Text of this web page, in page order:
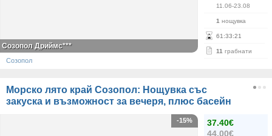
11.06-23.08
1 нощувка
61 :33:21
11 грабнати
Созопол Дриймс***
Созопол
Морско лято край Созопол: Нощувка със
закуска и възможност за вечеря, плюс басейн
37.40€
44.00€
-15%